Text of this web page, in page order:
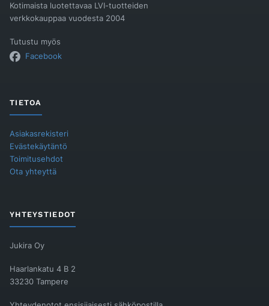
Kotimaista luotettavaa LVI-tuotteiden
verkkokauppaa vuodesta 2004
Tutustu myös
Facebook
TIETOA
Asiakasrekisteri
Evästekäytäntö
Toimitusehdot
Ota yhteyttä
YHTEYSTIEDOT
Jukira Oy
Haarlankatu 4 B 2
33230 Tampere